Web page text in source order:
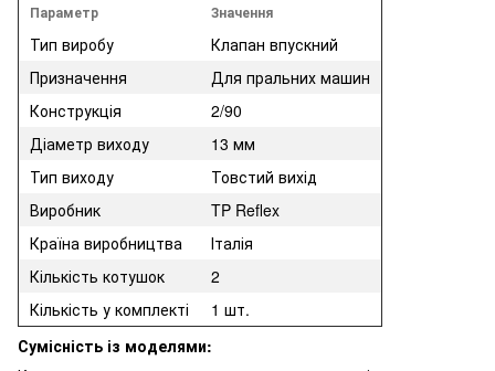
Параметр Значення
Тип виробу
Клапан впускний
Призначення
Для пральних машин
Конструкція
2/90
Діаметр виходу
13 мм
Тип виходу
Товстий вихід
Виробник
TP Reflex
Країна виробництва
Італія
Кількість котушок
2
Кількість у комплекті
1 шт.
Сумісність із моделями: